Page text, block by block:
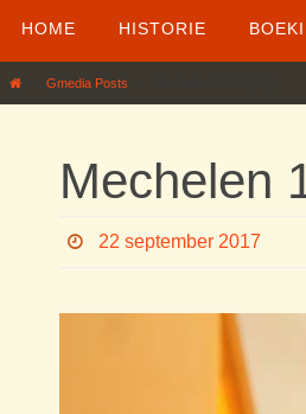
naar
de
HOME HISTORIE
HomeGmedia Posts
Mechelen
22 september 2017